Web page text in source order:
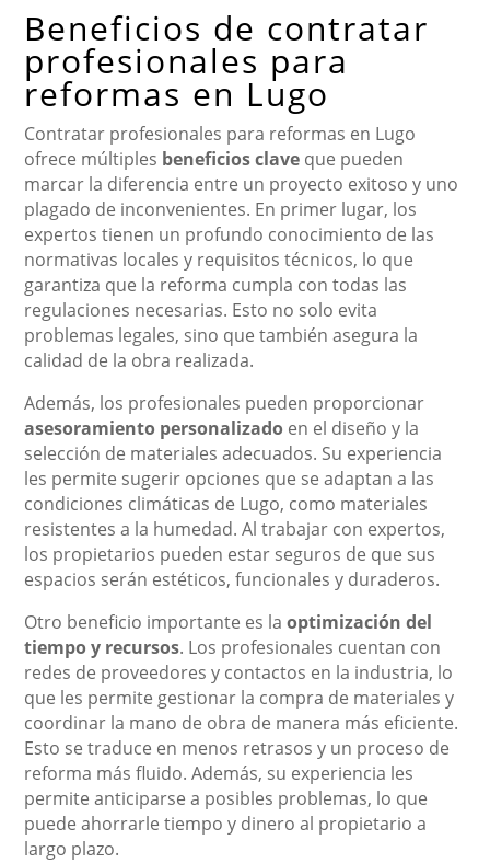
Beneficios de contratar
profesionales para
reformas en Lugo
Contratar profesionales para reformas en Lugo
ofrece múltiples beneficios clave que pueden
marcar la diferencia entre un proyecto exitoso y uno
plagado de inconvenientes. En primer lugar, los
expertos tienen un profundo conocimiento de las
normativas locales y requisitos técnicos, lo que
garantiza que la reforma cumpla con todas las
regulaciones necesarias. Esto no solo evita
problemas legales, sino que también asegura la
calidad de la obra realizada.
Además, los profesionales pueden proporcionar
asesoramiento personalizado en el diseño y la
selección de materiales adecuados. Su experiencia
les permite sugerir opciones que se adaptan a las
condiciones climáticas de Lugo, como materiales
resistentes a la humedad. Al trabajar con expertos,
los propietarios pueden estar seguros de que sus
espacios serán estéticos, funcionales y duraderos.
Otro beneficio importante es laoptimización del
tiempo y recursos. Los profesionales cuentan con
redes de proveedores y contactos en la industria, lo
que les permite gestionar la compra de materiales y
coordinar la mano de obra de manera más eficiente.
Esto se traduce en menos retrasos y un proceso de
reforma más fluido. Además, su experiencia les
permite anticiparse a posibles problemas, lo que
puede ahorrarle tiempo y dinero al propietario a
largo plazo.